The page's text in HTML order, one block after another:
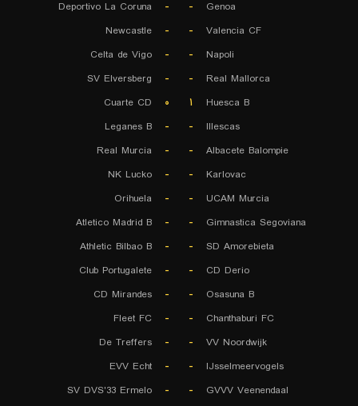
Genoa
-
-
Deportivo La Coruna
Valencia CF
-
-
Newcastle
Napoli
-
-
Celta de Vigo
Real Mallorca
-
-
SV Elversberg
Huesca B
۱ ۰
Cuarte CD
Illescas
-
-
Leganes B
Albacete Balompie
-
-
Real Murcia
Karlovac
-
-
NK Lucko
UCAM Murcia
-
-
Orihuela
Gimnastica Segoviana
-
-
Atletico Madrid B
SD Amorebieta
-
-
Athletic Bilbao B
CD Derio
-
-
Club Portugalete
Osasuna B
-
-
CD Mirandes
Chanthaburi FC
-
-
Fleet FC
VV Noordwijk
-
-
De Treffers
IJsselmeervogels
-
-
EVV Echt
GVVV Veenendaal
-
-
SV DVS'33 Ermelo